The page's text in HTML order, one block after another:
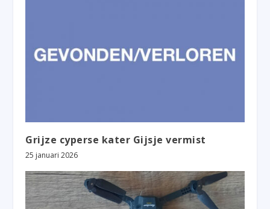
Grijze cyperse kater Gijsje vermist
25 januari 2026